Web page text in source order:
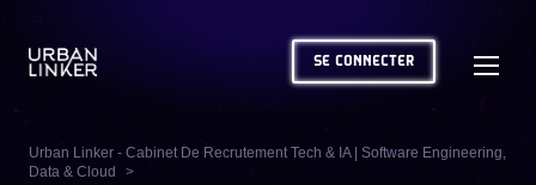
SE CONNECTER
Urban Linker - Cabinet De Recrutement Tech & IA | Software Engineering,
Data & Cloud